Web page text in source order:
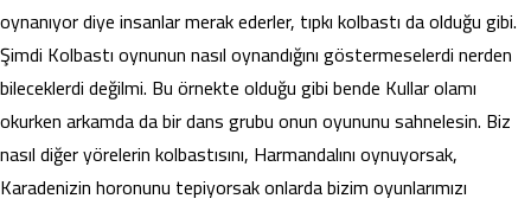
oynanıyor diye insanlar merak ederler, tıpkı kolbastı da olduğu gibi.
Şimdi Kolbastı oynunun nasıl oynandığını göstermeselerdi nerden
bileceklerdi değilmi. Bu örnekte olduğu gibi bende Kullar olamı
okurken arkamda da bir dans grubu onun oyununu sahnelesin. Biz
nasıl diğer yörelerin kolbastısını, Harmandalını oynuyorsak,
Karadenizin horonunu tepiyorsak onlarda bizim oyunlarımızı